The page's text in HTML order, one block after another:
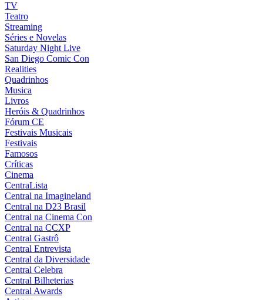
TV
Teatro
Streaming
Séries e Novelas
Saturday Night Live
San Diego Comic Con
Realities
Quadrinhos
Musica
Livros
Heróis & Quadrinhos
Fórum CE
Festivais Musicais
Festivais
Famosos
Críticas
Cinema
CentraLista
Central na Imagineland
Central na D23 Brasil
Central na Cinema Con
Central na CCXP
Central Gastrô
Central Entrevista
Central da Diversidade
Central Celebra
Central Bilheterias
Central Awards